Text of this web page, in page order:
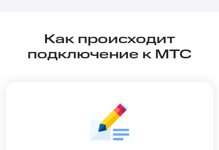
Как происходит
подключение к МТС